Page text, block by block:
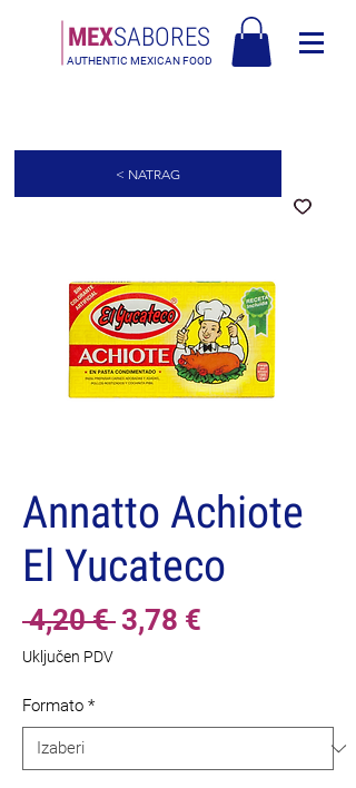
MEXSABORES
AUTHENTIC MEXICAN FOOD
Annatto Achiote
El Yucateco
4,20 € Redovna
3,78 €
Uključen PDV
Formato *
< NATRAG